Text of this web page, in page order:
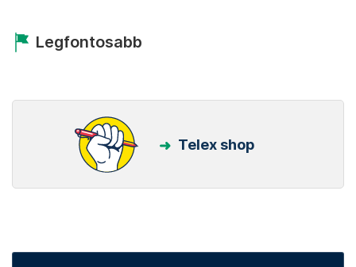
Legfontosabb
Telex shop